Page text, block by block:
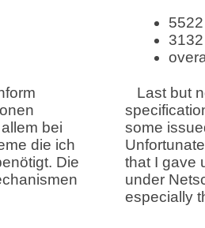
5522
3132
bei
die ich
Die
Last but
some
that I gave
under
especially